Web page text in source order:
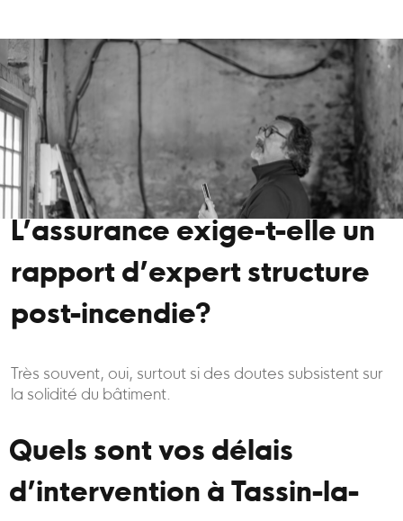
L’assurance exige-t-elle un
rapport d’expert structure
post-incendie?
Très souvent, oui, surtout si des doutes subsistent sur
la solidité du bâtiment.
Quels sont vos délais
d’intervention à Tassin-la-